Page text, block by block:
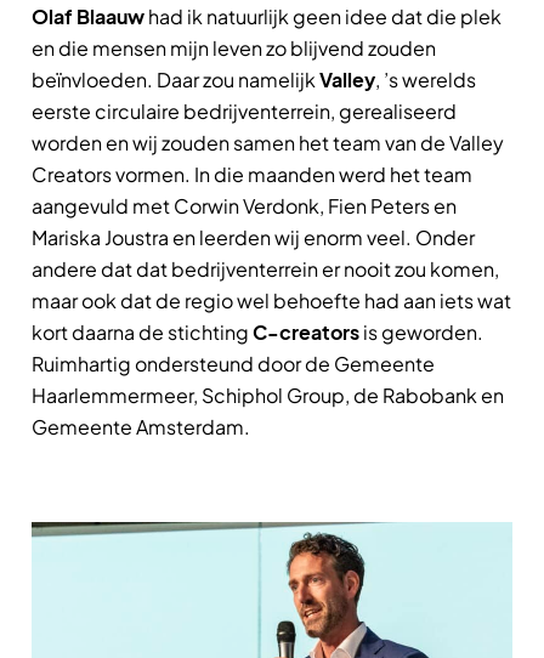
Olaf Blaauwhad ik natuurlijk geen idee dat die plek
en die mensen mijn leven zo blijvend zouden
beïnvloeden. Daar zou namelijkValley, ’s werelds
eerste circulaire bedrijventerrein, gerealiseerd
worden en wij zouden samen het team van de Valley
Creators vormen. In die maanden werd het team
aangevuld met Corwin Verdonk, Fien Peters en
Mariska Joustra en leerden wij enorm veel. Onder
andere dat dat bedrijventerrein er nooit zou komen,
maar ook dat de regio wel behoefte had aan iets wat
kort daarna de stichtingC-creatorsis geworden.
Ruimhartig ondersteund door de Gemeente
Haarlemmermeer, Schiphol Group, de Rabobank en
Gemeente Amsterdam.